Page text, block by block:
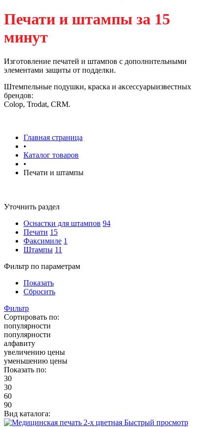
Печати и штампы за 15
минут
Изготовление печатей и штампов с дополнительными
элементами защиты от подделки.
Штемпельные подушки, краска и аксессуарыизвестных
брендов:
Colop, Trodat, CRM.
Главная страница
•
Каталог товаров
•
Печати и штампы
Уточнить раздел
Оснастки для штампов 94
Печати 15
Факсимиле 1
Штампы 11
Фильтр по параметрам
Показать
Сбросить
Фильтр
Сортировать по:
популярности
популярности
алфавиту
увеличению цены
уменьшению цены
Показать по:
30
30
60
90
Вид каталога:
Быстрый просмотр